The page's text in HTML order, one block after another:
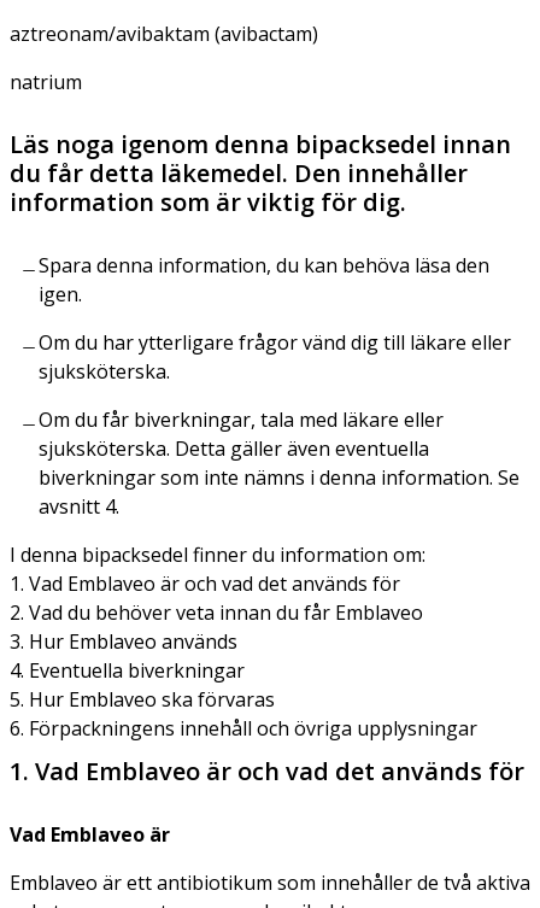
aztreonam/avibaktam (avibactam)
natrium
Läs noga igenom denna bipacksedel innan
du får detta läkemedel. Den innehåller
information som är viktig för dig.
Spara denna information, du kan behöva läsa den
igen.
Om du har ytterligare frågor vänd dig till läkare eller
sjuksköterska.
Om du får biverkningar, tala med läkare eller
sjuksköterska. Detta gäller även eventuella
biverkningar som inte nämns i denna information. Se
avsnitt 4.
I denna bipacksedel finner du information om:
1. Vad Emblaveo är och vad det används för
2. Vad du behöver veta innan du får Emblaveo
3. Hur Emblaveo används
4. Eventuella biverkningar
5. Hur Emblaveo ska förvaras
6. Förpackningens innehåll och övriga upplysningar
1. Vad Emblaveo är och vad det används för
Vad Emblaveo är
Emblaveo är ett antibiotikum som innehåller de två aktiva